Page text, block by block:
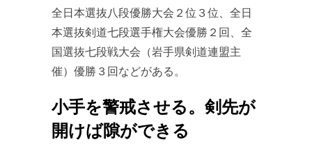
全日本選抜八段優勝大会２位３位、全日
本選抜剣道七段選手権大会優勝２回、全
国選抜七段戦大会（岩手県剣道連盟主
催）優勝３回などがある。
小手を警戒させる。剣先が
開けば隙ができる